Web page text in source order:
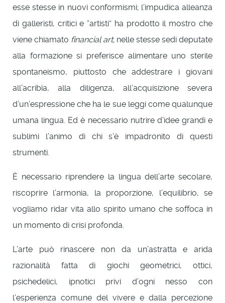
esse stesse in nuovi conformismi; l’impudica alleanza
di galleristi, critici e “artisti” ha prodotto il mostro che
viene chiamato financial art; nelle stesse sedi deputate
alla formazione si preferisce alimentare uno sterile
spontaneismo, piuttosto che addestrare i giovani
all’acribìa, alla diligenza, all’acquisizione severa
d’un’espressione che ha le sue leggi come qualunque
umana lingua. Ed è necessario nutrire d’idee grandi e
sublimi l’animo di chi s’è impadronito di questi
strumenti.
È necessario riprendere la lingua dell’arte secolare,
riscoprire l’armonia, la proporzione, l’equilibrio, se
vogliamo ridar vita allo spirito umano che soffoca in
un momento di crisi profonda.
L’arte può rinascere non da un’astratta e arida
razionalità fatta di giochi geometrici, ottici,
psichedelici, ipnotici privi d’ogni nesso con
l’esperienza comune del vivere e dalla percezione